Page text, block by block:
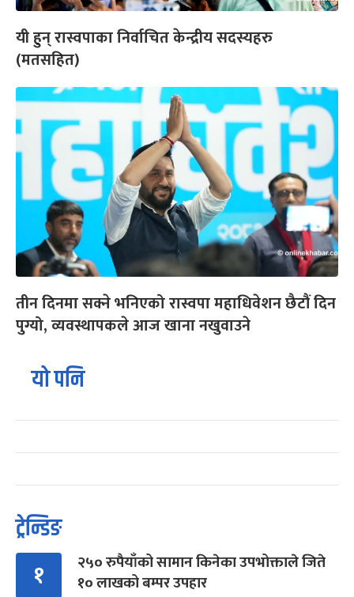
यी हुन् रास्वपाका निर्वाचित केन्द्रीय सदस्यहरु
(मतसहित)
तीन दिनमा सक्ने भनिएको रास्वपा महाधिवेशन छैटौं दिन
पुग्यो, व्यवस्थापकले आज खाना नखुवाउने
यो पनि
ट्रेन्डिङ
१
२५० रुपैयाँको सामान किनेका उपभोक्ताले जिते
१० लाखको बम्पर उपहार